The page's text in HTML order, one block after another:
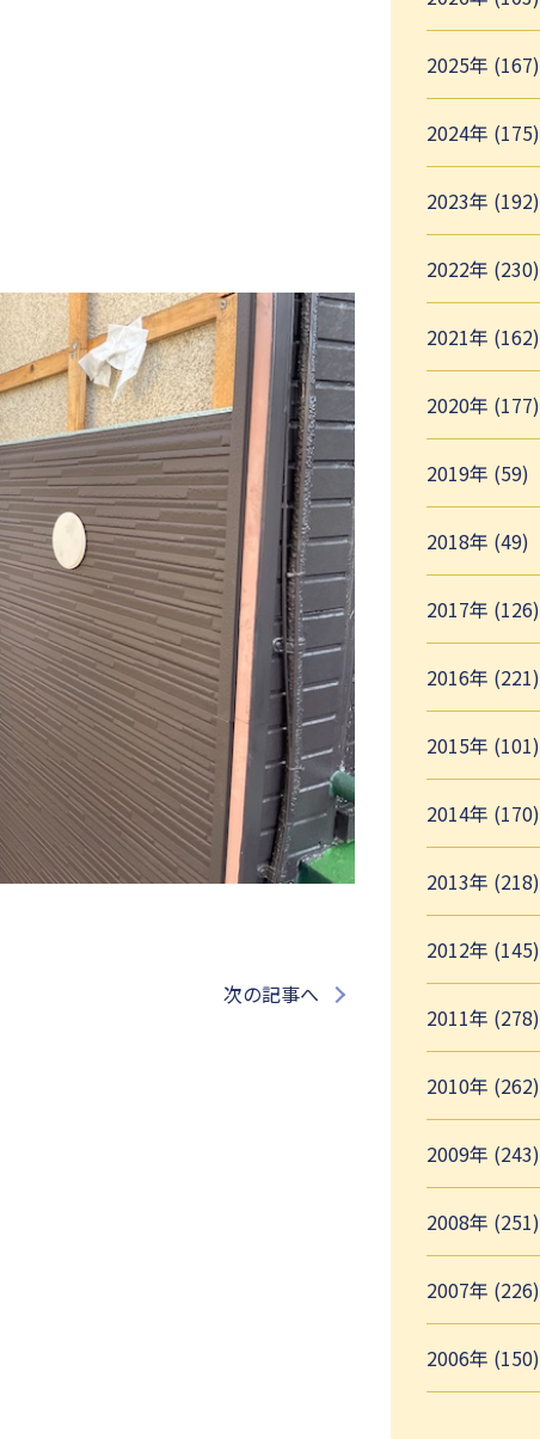
次の記事へ
2025年 (167)
2024年 (175)
2023年 (192)
2022年 (230)
2021年 (162)
2020年 (177)
2019年 (59)
2018年 (49)
2017年 (126)
2016年 (221)
2015年 (101)
2014年 (170)
2013年 (218)
2012年 (145)
2011年 (278)
2010年 (262)
2009年 (243)
2008年 (251)
2007年 (226)
2006年 (150)